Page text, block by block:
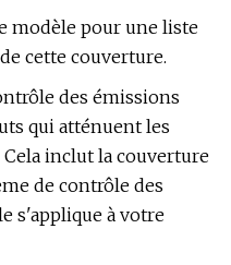
modèle pour une liste
cette couverture.
des émissions
qui atténuent les
inclut la couverture
de contrôle des
s'applique à votre